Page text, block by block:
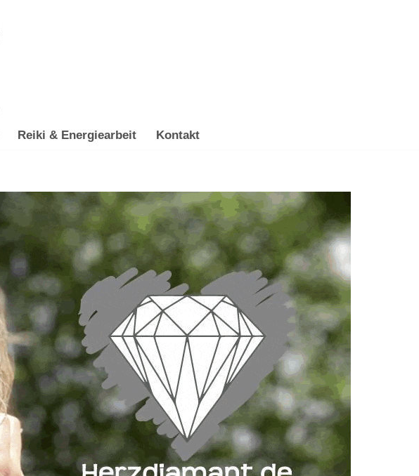
Reiki & Energiearbeit Kontakt